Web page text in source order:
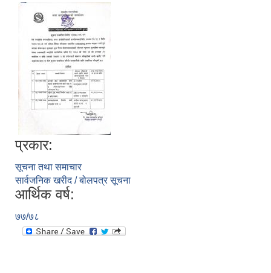
प्रकार:
सूचना तथा समाचार
सार्वजनिक खरीद / बोलपत्र सूचना
आर्थिक वर्ष:
७७/७८